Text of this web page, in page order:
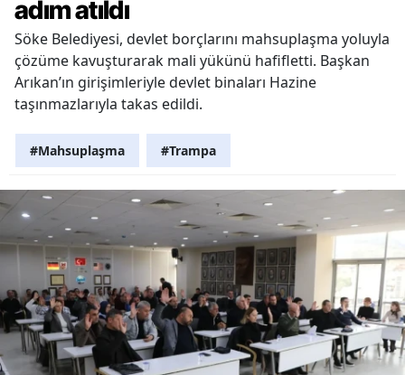
adım atıldı
Söke Belediyesi, devlet borçlarını mahsuplaşma yoluyla
çözüme kavuşturarak mali yükünü hafifletti. Başkan
Arıkan’ın girişimleriyle devlet binaları Hazine
taşınmazlarıyla takas edildi.
#Mahsuplaşma #Trampa